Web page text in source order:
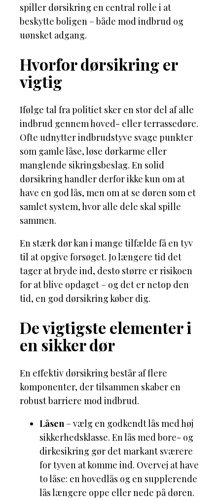
spiller dørsikring en central rolle i at
beskytte boligen – både mod indbrud og
uønsket adgang.
Hvorfor dørsikring er
vigtig
Ifølge tal fra politiet sker en stor del af alle
indbrud gennem hoved- eller terrassedøre.
Ofte udnytter indbrudstyve svage punkter
som gamle låse, løse dørkarme eller
manglende sikringsbeslag. En solid
dørsikring handler derfor ikke kun om at
have en god lås, men om at se døren som et
samlet system, hvor alle dele skal spille
sammen.
En stærk dør kan i mange tilfælde få en tyv
til at opgive forsøget. Jo længere tid det
tager at bryde ind, desto større er risikoen
for at blive opdaget – og det er netop den
tid, en god dørsikring køber dig.
De vigtigste elementer i
en sikker dør
En effektiv dørsikring består af flere
komponenter, der tilsammen skaber en
robust barriere mod indbrud.
Låsen – vælg en godkendt lås med høj
sikkerhedsklasse. En lås med bore- og
dirkesikring gør det markant sværere
for tyven at komme ind. Overvej at have
to låse: en hovedlås og en supplerende
lås længere oppe eller nede på døren.